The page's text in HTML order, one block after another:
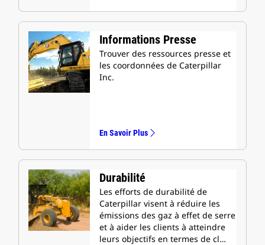
Informations Presse
Trouver des ressources presse et
les coordonnées de Caterpillar
Inc.
En Savoir Plus
Durabilité
Les efforts de durabilité de
Caterpillar visent à réduire les
émissions des gaz à effet de serre
et à aider les clients à atteindre
leurs objectifs en termes de cl…